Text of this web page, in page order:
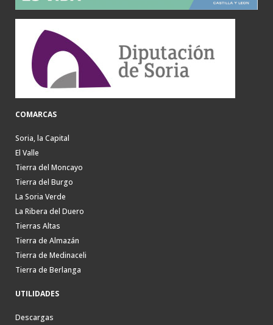
COMARCAS
Soria, la Capital
El Valle
Tierra del Moncayo
Tierra del Burgo
La Soria Verde
La Ribera del Duero
Tierras Altas
Tierra de Almazán
Tierra de Medinaceli
Tierra de Berlanga
UTILIDADES
Descargas